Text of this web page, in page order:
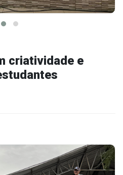
criatividade e